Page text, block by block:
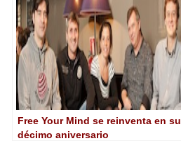
Free Your Mind se reinventa en su
décimo aniversario